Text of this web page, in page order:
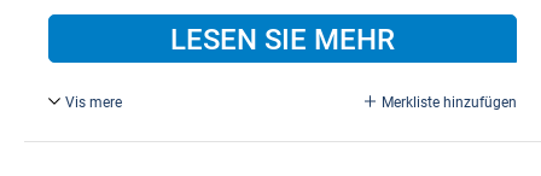
LESEN SIE MEHR
Vis mere Merkliste hinzufügen